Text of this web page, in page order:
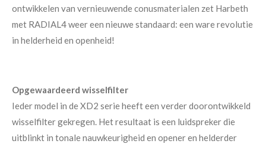
ontwikkelen van vernieuwende conusmaterialen zet Harbeth
met RADIAL4 weer een nieuwe standaard: een ware revolutie
in helderheid en openheid!
Opgewaardeerd wisselfilter
Ieder model in de XD2 serie heeft een verder doorontwikkeld
wisselfilter gekregen. Het resultaat is een luidspreker die
uitblinkt in tonale nauwkeurigheid en opener en helderder